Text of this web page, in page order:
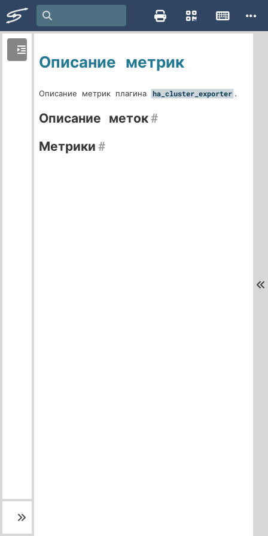
Описание метрик
Описание метрик плагина ha_cluster_exporter .
Описание меток#
Метрики#